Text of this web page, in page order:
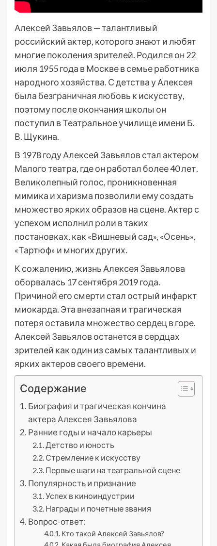
Алексей Завьялов — талантливый
российский актер, которого знают и любят
многие поколения зрителей. Родился он 22
июля 1955 года в Москве в семье работника
народного хозяйства. С детства у Алексея
была безграничная любовь к искусству,
поэтому после окончания школы он
поступил в Театральное училище имени Б.
В. Щукина.
В 1978 году Алексей Завьялов стал актером
Малого театра, где он работал более 40 лет.
Великолепный голос, проникновенная
мимика и харизма позволили ему создать
множество ярких образов на сцене. Актер с
успехом исполнил роли в таких
постановках, как «Вишневый сад», «Осень»,
«Тартюф» и многих других.
К сожалению, жизнь Алексея Завьялова
оборвалась 17 сентября 2019 года.
Причиной его смерти стал острый инфаркт
миокарда. Эта внезапная и трагическая
потеря оставила множество сердец в горе.
Алексей Завьялов останется в сердцах
зрителей как один из самых талантливых и
ярких актеров своего времени.
Содержание
Биография и трагическая кончина
актера Алексея Завьялова
Ранние годы и начало карьеры
Детство и юность
Стремление к искусству
Первые шаги на театральной сцене
Популярность и признание
Успех в киноиндустрии
Награды и почетные звания
Вопрос-ответ:
Кто такой Алексей Завьялов?